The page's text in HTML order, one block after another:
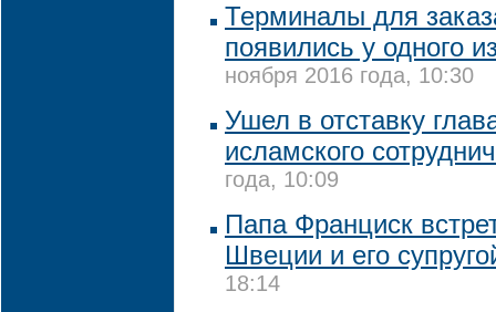
Терминалы для
появились у одного
ноября 2016 года, 10:30
Ушел в отставку
исламского
года, 10:09
Папа Франциск
Швеции и его
18:14